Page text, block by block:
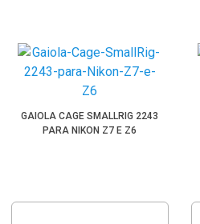
GAIOLA CAGE SMALLRIG 2243
PARA NIKON Z7 E Z6